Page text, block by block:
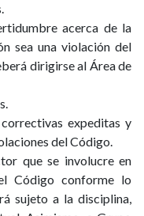
acerca de la
sea una violación del
dirigirse al Área de
expeditas y
del Código.
que se involucre en
Código conforme lo
sujeto a la disciplina,